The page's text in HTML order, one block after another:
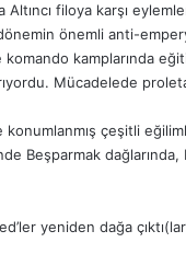
Altıncı filoya karşı
önemli anti-
komando kamplarında
Mücadelede
çeşitli
Beşparmak dağlarında,
yeniden dağa